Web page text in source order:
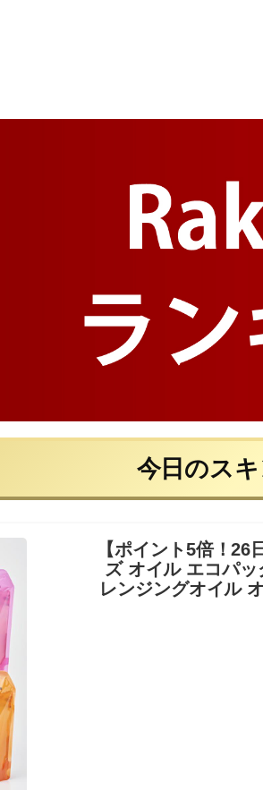
今日のスキ
【ポイント5倍！
ズ オイル エコパ
レンジングオイル